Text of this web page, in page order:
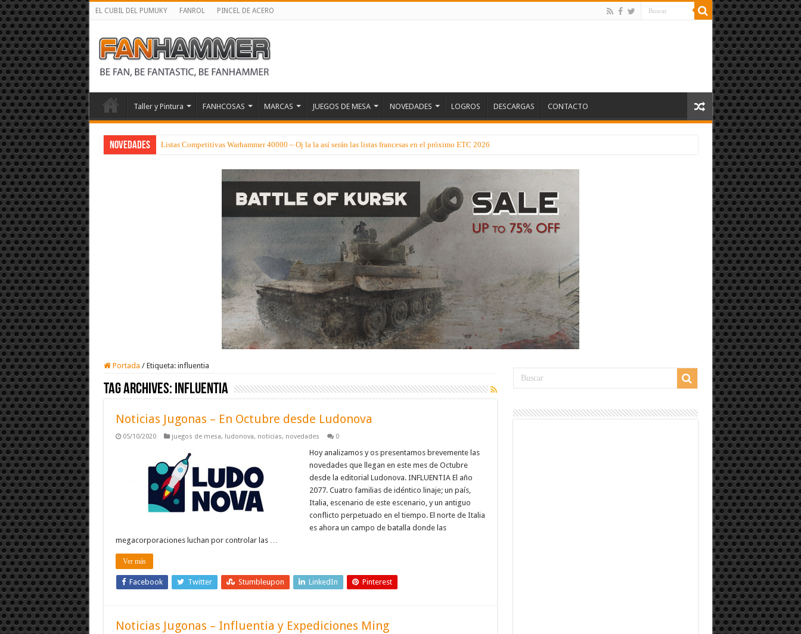
EL CUBIL DEL PUMUKY FANROL PINCEL DE ACERO
Taller y Pintura FANHCOSAS MARCAS JUEGOS DE MESA NOVEDADES LOGROS DESCARGAS CONTACTO
NOVEDADES Listas Competitivas Warhammer 40000 – Oj la la así serán las listas francesas en el próximo ETC 2026
Portada / Etiqueta: influentia
Tag Archives: influentia
Noticias Jugonas – En Octubre desde Ludonova
05/10/2020 juegos de mesa, ludonova, noticias, novedades 0
Hoy analizamos y os presentamos brevemente las
novedades que llegan en este mes de Octubre
desde la editorial Ludonova. INFLUENTIA El año
2077. Cuatro familias de idéntico linaje; un país,
Italia, escenario de este escenario, y un antiguo
conflicto perpetuado en el tiempo. El norte de Italia
es ahora un campo de batalla donde las
megacorporaciones luchan por controlar las …
Ver más
Facebook Twitter Stumbleupon LinkedIn Pinterest
Noticias Jugonas – Influentia y Expediciones Ming